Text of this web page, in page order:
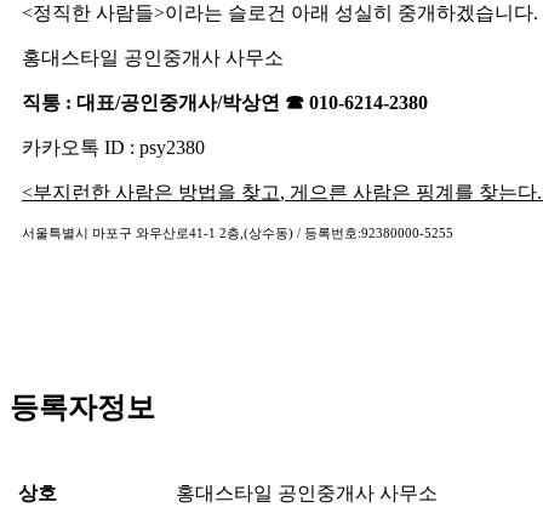
<정직한 사람들>이라는 슬로건 아래 성실히 중개하겠습니다.
홍대스타일 공인중개사 사무소
직통 : 대표/공인중개사/박상연 ☎ 010-6214-2380
카카오톡 ID : psy2380
<부지런한 사람은 방법을 찾고, 게으른 사람은 핑계를 찾는다
서울특별시 마포구 와우산로41-1 2층 ,(상수동) / 등록번호:92380000-5255
등록자정보
상호
홍대스타일 공인중개사 사무소